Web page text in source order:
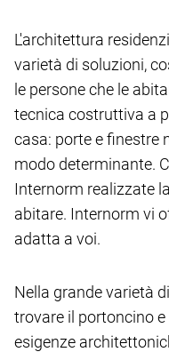
L'architettura
varietà di soluzioni,
le persone che le
tecnica costruttiva a
casa: porte e finestre
modo determinante.
Internorm realizzate
abitare. Internorm vi
adatta a voi.
Nella grande varietà
trovare il portoncino
esigenze